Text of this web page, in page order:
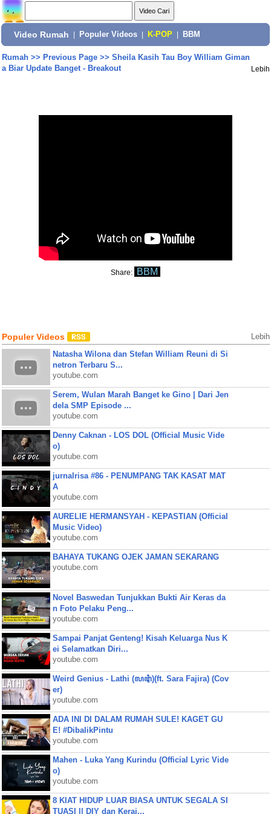
Video Rumah Populer Videos K-POP BBM
Rumah>> Previous Page>> Sheila Kasih Tau Boy William Giman
a Biar Update Banget - Breakout
Lebih
Share: BBM
Populer Videos Lebih
Natasha Wilona dan Stefan William Reuni di Si
netron Terbaru S...
youtube.com
Serem, Wulan Marah Banget ke Gino | Dari Jen
dela SMP Episode ...
youtube.com
Denny Caknan - LOS DOL (Official Music Vide
o)
youtube.com
jurnalrisa #86 - PENUMPANG TAK KASAT MAT
A
youtube.com
AURELIE HERMANSYAH - KEPASTIAN (Official
Music Video)
youtube.com
BAHAYA TUKANG OJEK JAMAN SEKARANG
youtube.com
Novel Baswedan Tunjukkan Bukti Air Keras da
n Foto Pelaku Peng...
youtube.com
Sampai Panjat Genteng! Kisah Keluarga Nus K
ei Selamatkan Diri...
youtube.com
Weird Genius - Lathi (ꦭꦛꦶ)(ft. Sara Fajira) (Cov
er)
youtube.com
ADA INI DI DALAM RUMAH SULE! KAGET GU
E! #DibalikPintu
youtube.com
Mahen - Luka Yang Kurindu (Official Lyric Vide
o)
youtube.com
8 KIAT HIDUP LUAR BIASA UNTUK SEGALA SI
TUASI || DIY dan Keraj...